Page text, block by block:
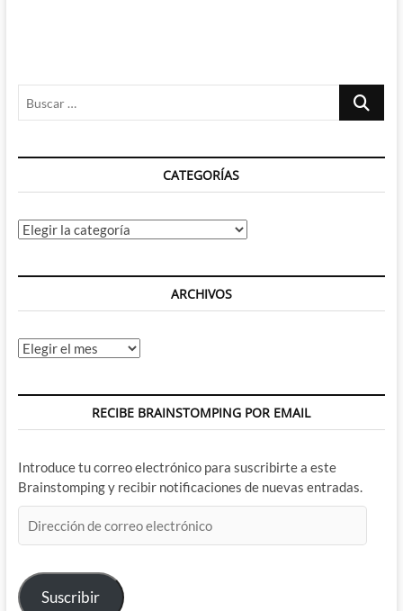
Buscar
CATEGORÍAS
Categorías
ARCHIVOS
Archivos
RECIBE BRAINSTOMPING POR EMAIL
Introduce tu correo electrónico para suscribirte a este
Brainstomping y recibir notificaciones de nuevas entradas.
de
electrónico
Suscribir